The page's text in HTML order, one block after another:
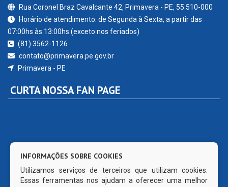
Rua Coronel Braz Cavalcante 42, Primavera - PE, 55.510-000
Horário de atendimento: de Segunda à Sexta, a partir das
07:00hs às 13:00hs (exceto nos feriados)
(81) 3562-1126
contato@primavera.pe.gov.br
Primavera - PE
CURTA NOSSA FAN PAGE
INFORMAÇÕES SOBRE COOKIES
Utilizamos serviços de terceiros que utilizam cookies.
Essas ferramentas nos ajudam a oferecer uma melhor